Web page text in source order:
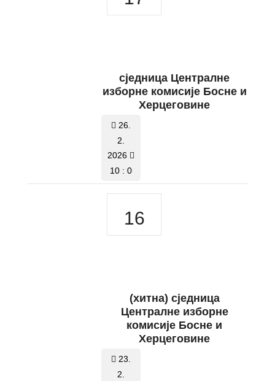
сједницa Централне
изборне комисије Босне и
Херцеговине
26.
2.
2026
10 : 0
16
(хитна) сједница
Централне изборне
комисије Босне и
Херцеговине
23.
2.